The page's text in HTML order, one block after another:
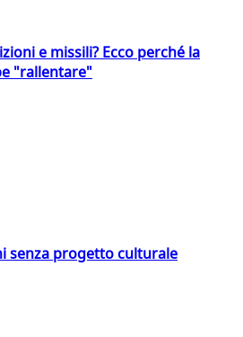
e missili? Ecco perché la
"rallentare"
senza progetto culturale